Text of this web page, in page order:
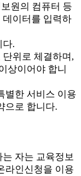
원의 컴퓨터 등
데이터를 입력하
다.
위로 체결하며,
상이어야 합니
별한 서비스 이용
으로 합니다.
자는 교육정보
라인신청을 이용